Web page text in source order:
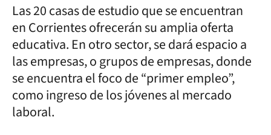
Las 20 casas de estudio que se encuentran
en Corrientes ofrecerán su amplia oferta
educativa. En otro sector, se dará espacio a
las empresas, o grupos de empresas, donde
se encuentra el foco de “primer empleo”,
como ingreso de los jóvenes al mercado
laboral.